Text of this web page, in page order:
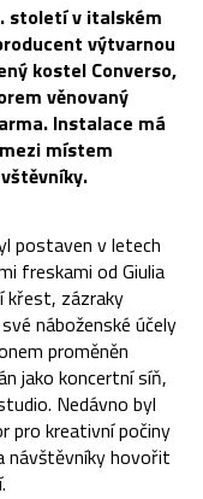
století v italském
výtvarnou
kostel Converso,
věnovaný
Instalace má
místem
postaven v letech
freskami od Giulia
křest, zázraky
náboženské účely
proměněn
jako koncertní síň,
Nedávno byl
pro kreativní počiny
návštěvníky hovořit